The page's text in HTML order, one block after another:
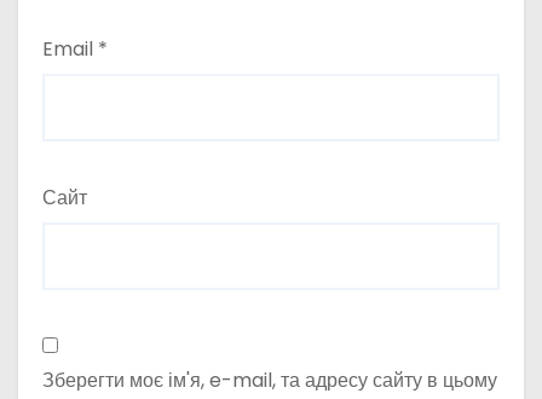
Email *
Сайт
Зберегти моє ім'я, e-mail, та адресу сайту в цьому